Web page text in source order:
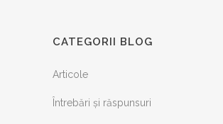
CATEGORII BLOG
Articole
Întrebări și răspunsuri